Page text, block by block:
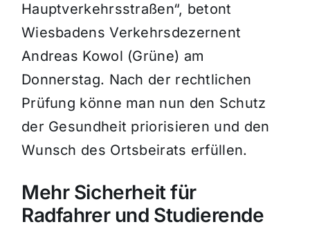
Hauptverkehrsstraßen“, betont
Wiesbadens Verkehrsdezernent
Andreas Kowol (Grüne) am
Donnerstag. Nach der rechtlichen
Prüfung könne man nun den Schutz
der Gesundheit priorisieren und den
Wunsch des Ortsbeirats erfüllen.
Mehr Sicherheit für
Radfahrer und Studierende